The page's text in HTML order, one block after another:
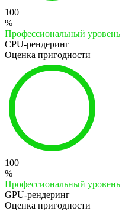
100
%
Профессиональный уровень
CPU-рендеринг
Оценка пригодности
100
%
Профессиональный уровень
GPU-рендеринг
Оценка пригодности